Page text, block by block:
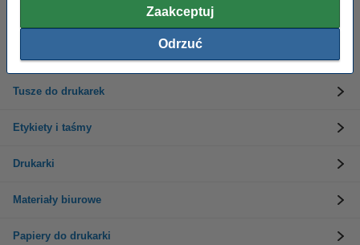
Zaakceptuj
Odrzuć
Potrzebujesz pomocy?
Skontaktuj się z nami 123 123 270
Pn-Pt od 8:00 do 16:00
Tusze do drukarek
Etykiety i taśmy
Drukarki
Materiały biurowe
Papiery do drukarki